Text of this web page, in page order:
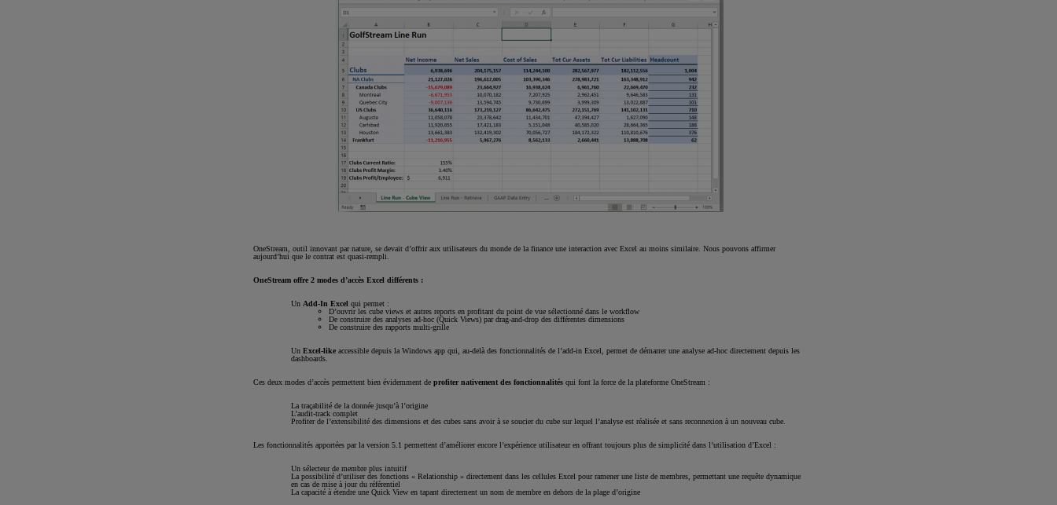
OneStream, outil innovant par nature, se devait d’offrir aux utilisateurs du monde de la finance une interaction avec Excel au moins similaire. Nous pouvons affirmer
aujourd’hui que le contrat est quasi-rempli.
OneStream offre 2 modes d’accès Excel différents :
Un Add-In Excel qui permet :
D’ouvrir les cube views et autres reports en profitant du point de vue sélectionné dans le workflow
De construire des analyses ad-hoc (Quick Views) par drag-and-drop des différentes dimensions
De construire des rapports multi-grille
Un Excel-like accessible depuis la Windows app qui, au-delà des fonctionnalités de l’add-in Excel, permet de démarrer une analyse ad-hoc directement depuis les
dashboards.
Ces deux modes d’accès permettent bien évidemment de profiter nativement des fonctionnalités qui font la force de la plateforme OneStream :
La traçabilité de la donnée jusqu’à l’origine
L’audit-track complet
Profiter de l’extensibilité des dimensions et des cubes sans avoir à se soucier du cube sur lequel l’analyse est réalisée et sans reconnexion à un nouveau cube.
Les fonctionnalités apportées par la version 5.1 permettent d’améliorer encore l’expérience utilisateur en offrant toujours plus de simplicité dans l’utilisation d’Excel :
Un sélecteur de membre plus intuitif
La possibilité d’utiliser des fonctions « Relationship » directement dans les cellules Excel pour ramener une liste de membres, permettant une requête dynamique
en cas de mise à jour du référentiel
La capacité à étendre une Quick View en tapant directement un nom de membre en dehors de la plage d’origine